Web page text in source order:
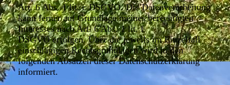
Art. 6 Abs. 1 lit. c DSGVO. Die Datenverarbeitung
kann ferner auf Grundlage meines berechtigten
Interesses nach Art. 6 Abs. 1 lit. f
DSGVO erfolgen. Über die jeweils im Einzelfall
einschlägigen Rechtsgrundlagen wird in den
folgenden Absätzen dieser Datenschutzerklärung
informiert.